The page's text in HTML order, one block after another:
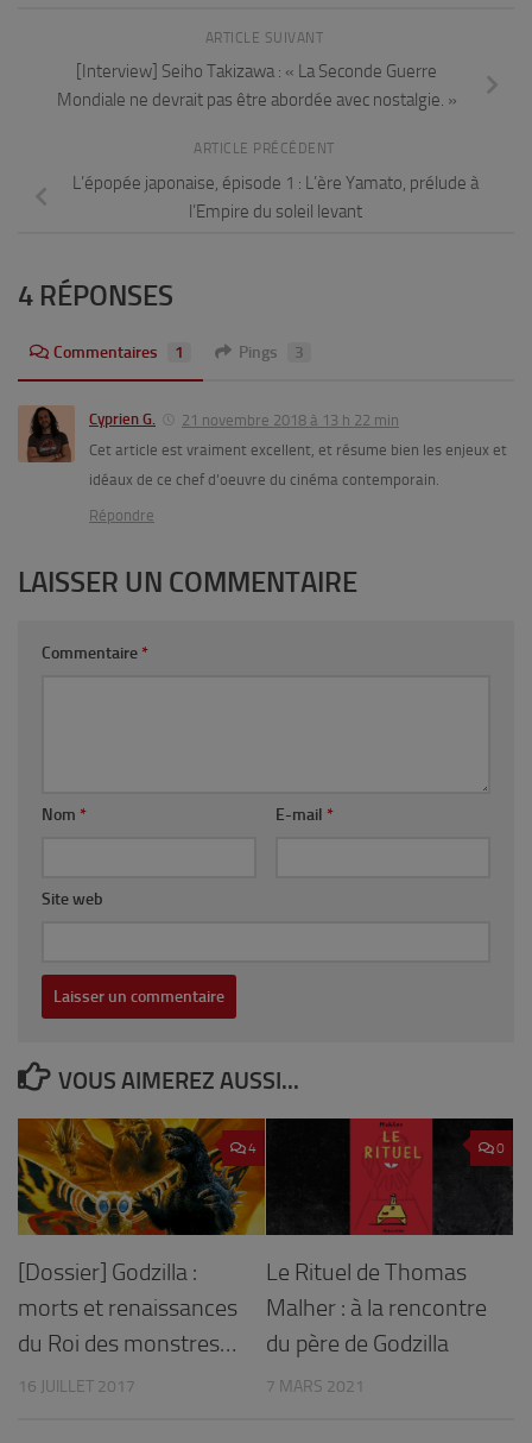
ARTICLE SUIVANT
[Interview] Seiho Takizawa : « La Seconde Guerre
Mondiale ne devrait pas être abordée avec nostalgie. »
ARTICLE PRÉCÉDENT
L’épopée japonaise, épisode 1 : L’ère Yamato, prélude à
l’Empire du soleil levant
4 RÉPONSES
Commentaires 1 Pings 3
Cyprien G.
21 novembre 2018 à 13 h 22 min
Cet article est vraiment excellent, et résume bien les enjeux et
idéaux de ce chef d’oeuvre du cinéma contemporain.
Répondre
LAISSER UN COMMENTAIRE
Commentaire *
Nom * E-mail *
Site web
VOUS AIMEREZ AUSSI...
4
[Dossier] Godzilla :
morts et renaissances
du Roi des monstres…
16 JUILLET 2017
0
Le Rituel de Thomas
Malher : à la rencontre
du père de Godzilla
7 MARS 2021